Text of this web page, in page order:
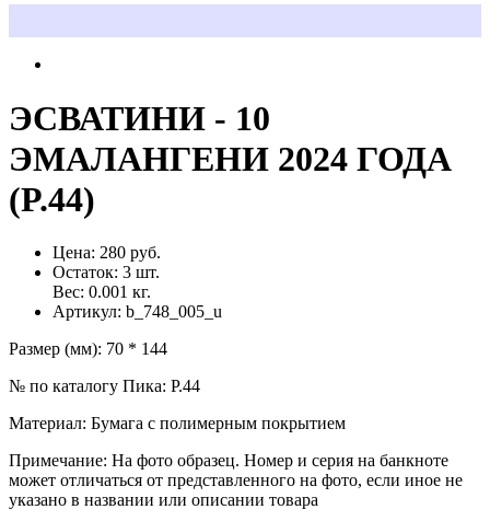
ЭСВАТИНИ - 10
ЭМАЛАНГЕНИ 2024 ГОДА
(P.44)
Цена: 280 руб.
Остаток: 3 шт.
Вес: 0.001 кг.
Артикул: b_748_005_u
Размер (мм): 70 * 144
№ по каталогу Пика: P.44
Материал: Бумага с полимерным покрытием
Примечание: На фото образец. Номер и серия на банкноте
может отличаться от представленного на фото, если иное не
указано в названии или описании товара